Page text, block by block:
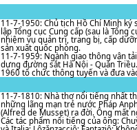
11-7-1950: Chủ tịch Hồ Chí Minh ký
lập Tổng cục Cung cấp (sau là Tổng
nhiệm vụ quản trị, trang bị, cấp
sản xuất quốc phòng.
11-7-1959: Ngành giao thông vận
dựng đường sắt Hà Nội - Quán
1960 tổ chức thông tuyến và đưa
11-7-1810: Nhà thơ nổi tiếng nhất
những lãng mạn trẻ nước Pháp
(Alfred de Musset) ra đời. Ông mất
Các tác phẩm nổi tiếng của ông: